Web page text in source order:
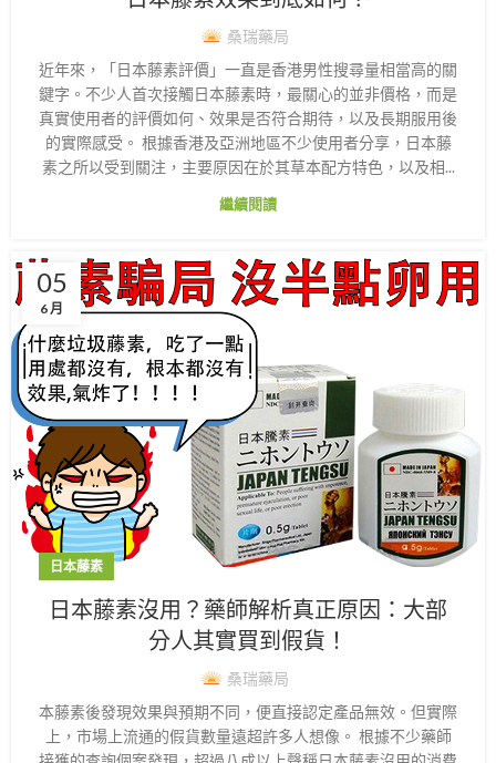
桑瑞藥局
近年來，「日本藤素評價」一直是香港男性搜尋量相當高的關
鍵字。不少人首次接觸日本藤素時，最關心的並非價格，而是
真實使用者的評價如何、效果是否符合期待，以及長期服用後
的實際感受。 根據香港及亞洲地區不少使用者分享，日本藤
素之所以受到關注，主要原因在於其草本配方特色，以及相...
繼續閱讀
05
6 月
日本藤素
日本藤素沒用？藥師解析真正原因：大部
分人其實買到假貨！
桑瑞藥局
本藤素後發現效果與預期不同，便直接認定產品無效。但實際
上，市場上流通的假貨數量遠超許多人想像。 根據不少藥師